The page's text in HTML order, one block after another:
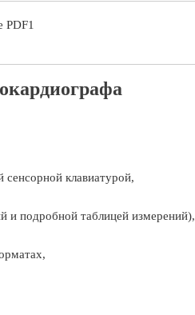
PDF1
клавиатурой,
и подробной таблицей измерений),